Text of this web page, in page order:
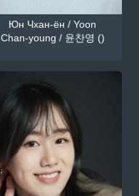
Юн Чхан-ён / Yoon
Chan-young / 윤찬영 ()